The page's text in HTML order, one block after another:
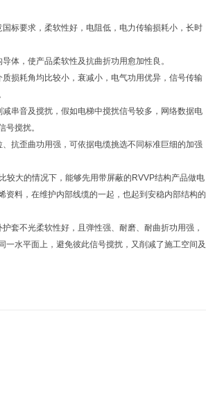
标要求，柔软性好，电阻低，电力传输损耗小，长时
体，使产品柔软性及抗曲折功用愈加性良。
损耗角均比较小，衰减小，电气功用优异，信号传输
串音及搅扰，假如电梯中搅扰信号较多，网络数据电
搅扰。
抗歪曲功用强，可依据电缆挑选不同标准巨细的加强
较大的情况下，能够先用带屏蔽的RVVP结构产品做电
料，在维护内部线缆的一起，也起到安稳内部结构的
套不光柔软性好，且弹性强、耐磨、耐曲折功用强，
水平面上，避免彼此信号搅扰，又削减了施工空间及